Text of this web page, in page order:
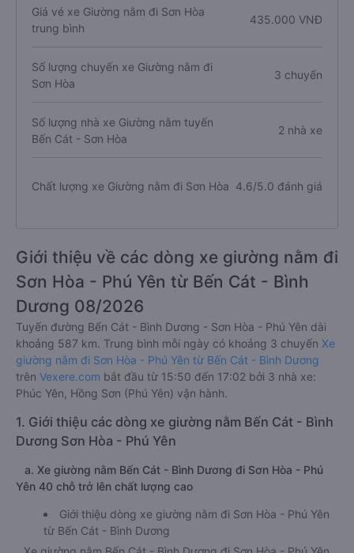
Giá vé xe Giường nằm đi Sơn Hòa
trung bình
435.000 VNĐ
Số lượng chuyến xe Giường nằm đi
Sơn Hòa
3 chuyến
Số lượng nhà xe Giường nằm tuyến
Bến Cát - Sơn Hòa
2 nhà xe
Chất lượng xe Giường nằm đi Sơn Hòa 4.6/5.0 đánh giá
Giới thiệu về các dòng xe giường nằm đi
Sơn Hòa - Phú Yên từ Bến Cát - Bình
Dương 08/2026
Tuyến đường Bến Cát - Bình Dương - Sơn Hòa - Phú Yên dài
khoảng 587 km. Trung bình mỗi ngày có khoảng 3 chuyến Xe
giường nằm đi Sơn Hòa - Phú Yên từ Bến Cát - Bình Dương
trên Vexere.com bắt đầu từ 15:50 đến 17:02 bởi 3 nhà xe:
Phúc Yên, Hồng Sơn (Phú Yên) vận hành.
1. Giới thiệu các dòng xe giường nằm Bến Cát - Bình
Dương Sơn Hòa - Phú Yên
a. Xe giường nằm Bến Cát - Bình Dương đi Sơn Hòa - Phú
Yên 40 chỗ trở lên chất lượng cao
Giới thiệu dòng xe giường nằm đi Sơn Hòa - Phú Yên
từ Bến Cát - Bình Dương